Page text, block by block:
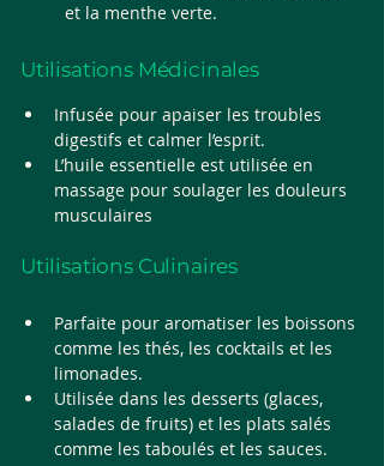
et la menthe verte.
Utilisations Médicinales
Infusée pour apaiser les troubles
digestifs et calmer l’esprit.
L’huile essentielle est utilisée en
massage pour soulager les douleurs
musculaires
Utilisations Culinaires
Parfaite pour aromatiser les boissons
comme les thés, les cocktails et les
limonades.
Utilisée dans les desserts (glaces,
salades de fruits) et les plats salés
comme les taboulés et les sauces.